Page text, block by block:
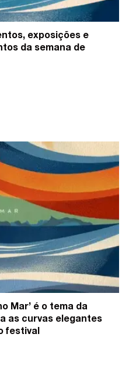
exposições e
da semana de
Mar’ é o tema da
as curvas elegantes
festival